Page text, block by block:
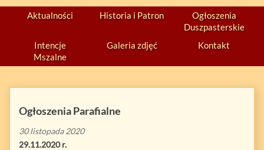
Aktualności Historia i Patron
Ogłoszenia
Duszpasterskie
Intencje
Mszalne
Galeria zdjęć Kontakt
Ogłoszenia Parafialne
30 listopada 2020
29.11.2020 r.